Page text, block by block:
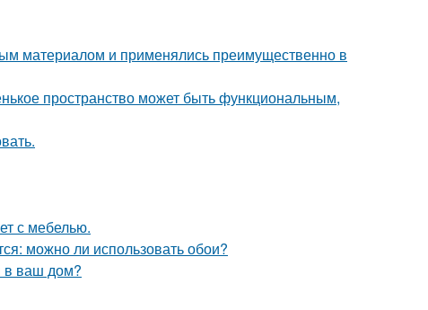
материалом и применялись преимущественно в
пространство может быть функциональным,
с мебелью.
можно ли использовать обои?
в ваш дом?